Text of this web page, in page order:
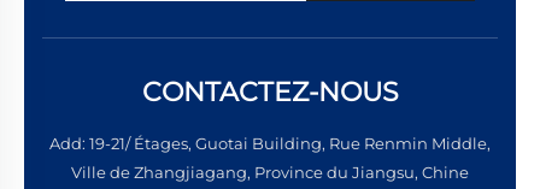
CONTACTEZ-NOUS
Add: 19-21/ Étages, Guotai Building, Rue Renmin Middle,
Ville de Zhangjiagang, Province du Jiangsu, Chine